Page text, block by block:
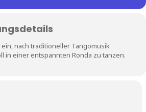
nach traditioneller Tangomusik
in einer entspannten Ronda zu tanzen.